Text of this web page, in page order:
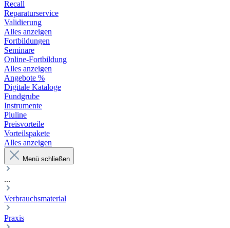
Recall
Reparaturservice
Validierung
Alles anzeigen
Fortbildungen
Seminare
Online-Fortbildung
Alles anzeigen
Angebote %
Digitale Kataloge
Fundgrube
Instrumente
Pluline
Preisvorteile
Vorteilspakete
Alles anzeigen
Menü schließen
...
Verbrauchsmaterial
Praxis